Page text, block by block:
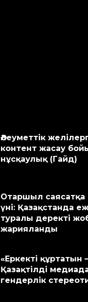
Әлеуметтік
контент жасау
нұсқаулық (Гайд)
Отаршыл саясатқа
үні: Қазақстанда
туралы деректі
жарияланды
«Еркекті құртатын
Қазақтілді
гендерлік